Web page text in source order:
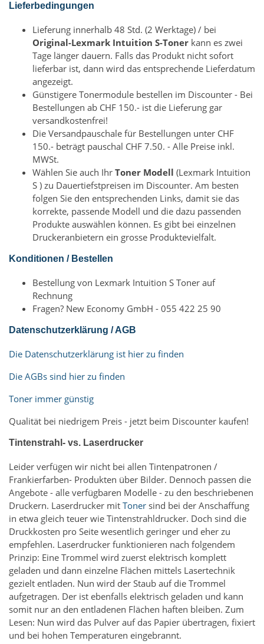
Lieferbedingungen
Lieferung innerhalb 48 Std. (2 Werktage) / bei
Original-Lexmark Intuition S-Toner kann es zwei
Tage länger dauern. Falls das Produkt nicht sofort
lieferbar ist, dann wird das entsprechende Lieferdatum
angezeigt.
Günstigere Tonermodule bestellen im Discounter - Bei
Bestellungen ab CHF 150.- ist die Lieferung gar
versandkostenfrei!
Die Versandpauschale für Bestellungen unter CHF
150.- beträgt pauschal CHF 7.50. - Alle Preise inkl.
MWSt.
Wählen Sie auch Ihr Toner Modell (Lexmark Intuition
S ) zu Dauertiefstpreisen im Discounter. Am besten
folgen Sie den entsprechenden Links, damit sie das
korrekte, passende Modell und die dazu passenden
Produkte auswählen können. Es gibt bei einzelnen
Druckeranbietern ein grosse Produktevielfalt.
Konditionen / Bestellen
Bestellung von Lexmark Intuition S Toner auf
Rechnung
Fragen? New Economy GmbH - 055 422 25 90
Datenschutzerklärung / AGB
Die Datenschutzerklärung ist hier zu finden
Die AGBs sind hier zu finden
Toner immer günstig
Qualität bei niedrigem Preis - jetzt beim Discounter kaufen!
Tintenstrahl- vs. Laserdrucker
Leider verfügen wir nicht bei allen Tintenpatronen /
Frankierfarben- Produkten über Bilder. Dennoch passen die
Angebote - alle verfügbaren Modelle - zu den beschriebenen
Druckern. Laserdrucker mit Toner sind bei der Anschaffung
in etwa gleich teuer wie Tintenstrahldrucker. Doch sind die
Druckkosten pro Seite wesentlich geringer und eher zu
empfehlen. Laserdrucker funktionieren nach folgendem
Prinzip: Eine Trommel wird zuerst elektrisch komplett
geladen und dann einzelne Flächen mittels Lasertechnik
gezielt entladen. Nun wird der Staub auf die Trommel
aufgetragen. Der ist ebenfalls elektrisch geladen und kann
somit nur an den entladenen Flächen haften bleiben. Zum
Lesen: Nun wird das Pulver auf das Papier übertragen, fixiert
und bei hohen Temperaturen eingebrannt.